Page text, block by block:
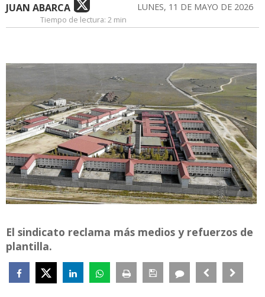
JUAN ABARCA LUNES, 11 DE MAYO DE 2026
Tiempo de lectura: 2 min
El sindicato reclama más medios y refuerzos de
plantilla.